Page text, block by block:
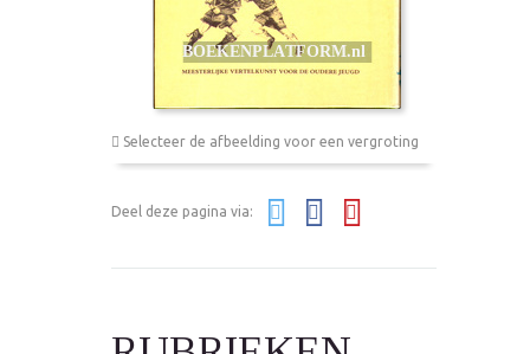
Selecteer de afbeelding voor een vergroting
Deel deze pagina via: